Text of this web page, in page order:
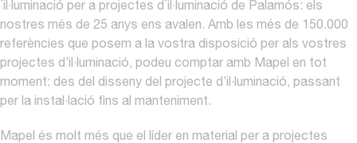
´il·luminació per a projectes d´il·luminació de Palamós: els
nostres més de 25 anys ens avalen. Amb les més de 150.000
referències que posem a la vostra disposició per als vostres
projectes d’il·luminació, podeu comptar amb Mapel en tot
moment: des del disseny del projecte d’il·luminació, passant
per la instal·lació fins al manteniment.
Mapel és molt més que el líder en material per a projectes